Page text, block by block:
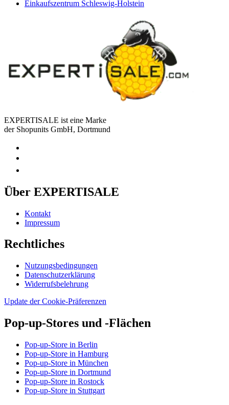
Einkaufszentrum Schleswig-Holstein
EXPERTISALE ist eine Marke
der Shopunits GmbH, Dortmund
Über EXPERTISALE
Kontakt
Impressum
Rechtliches
Nutzungsbedingungen
Datenschutzerklärung
Widerrufsbelehrung
Update der Cookie-Präferenzen
Pop-up-Stores und -Flächen
Pop-up-Store in Berlin
Pop-up-Store in Hamburg
Pop-up-Store in München
Pop-up-Store in Dortmund
Pop-up-Store in Rostock
Pop-up-Store in Stuttgart